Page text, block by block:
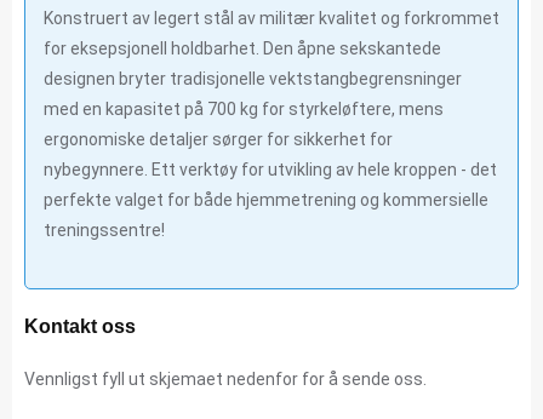
Konstruert av legert stål av militær kvalitet og forkrommet
for eksepsjonell holdbarhet. Den åpne sekskantede
designen bryter tradisjonelle vektstangbegrensninger
med en kapasitet på 700 kg for styrkeløftere, mens
ergonomiske detaljer sørger for sikkerhet for
nybegynnere. Ett verktøy for utvikling av hele kroppen - det
perfekte valget for både hjemmetrening og kommersielle
treningssentre!
Kontakt oss
Vennligst fyll ut skjemaet nedenfor for å sende oss.